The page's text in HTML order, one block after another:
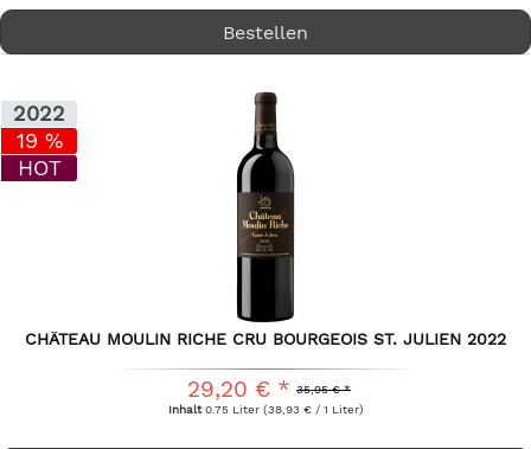
Bestellen
2022
19 %
HOT
CHÂTEAU MOULIN RICHE CRU BOURGEOIS ST. JULIEN 2022
35,95 € *
29,20 € *
Inhalt0.75 Liter (38,93 € / 1 Liter)